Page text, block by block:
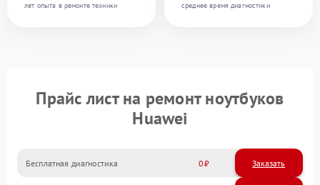
лет опыта в ремонте техники
среднее время диагностики
Прайс лист на ремонт ноутбуков
Huawei
Бесплатная диагностика 0 Заказать